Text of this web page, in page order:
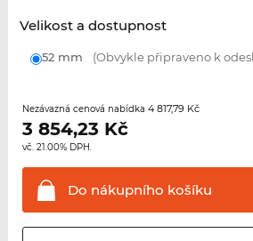
Velikost a dostupnost
52 mm (Obvykle připraveno k
Nezávazná cenová nabídka 4 817,79 Kč
3 854,23 Kč
vč. 21.00% DPH.
Do nákupního košíku